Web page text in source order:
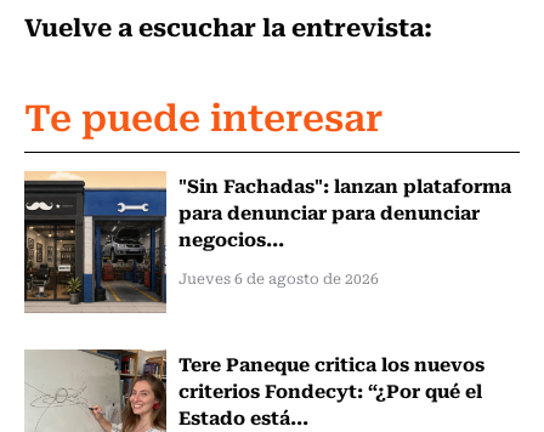
Vuelve a escuchar la entrevista:
Te puede interesar
"Sin Fachadas": lanzan plataforma
para denunciar para denunciar
negocios...
Jueves 6 de agosto de 2026
Tere Paneque critica los nuevos
criterios Fondecyt: “¿Por qué el
Estado está...